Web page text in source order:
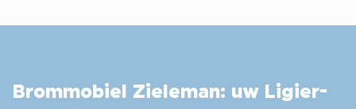
Brommobiel Zieleman: uw Ligier-